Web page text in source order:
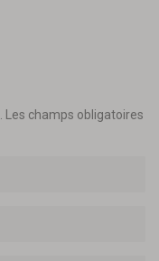
Les champs obligatoires